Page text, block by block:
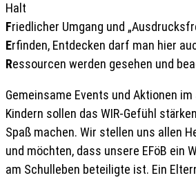
Halt
Friedlicher Umgang und
Erfinden, Entdecken darf man hier
Ressourcen werden gesehen und
Gemeinsame Events und Aktionen
Kindern sollen das WIR-Gefühl
Spaß machen. Wir stellen uns allen
und möchten, dass unsere EFöB ein
am Schulleben beteiligte ist. Ein